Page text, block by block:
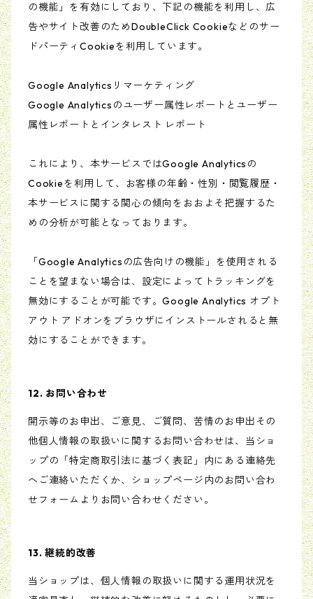
の機能」を有効にしており、下記の機能を利用し、広
告やサイト改善のためDoubleClick Cookieなどのサー
ドパーティCookieを利用しています。
Google Analyticsリマーケティング
Google Analyticsのユーザー属性レポートとユーザー
属性レポートとインタレスト レポート
これにより、本サービスではGoogle Analyticsの
Cookieを利用して、お客様の年齢・性別・閲覧履歴・
本サービスに関する関心の傾向をおおよそ把握するた
めの分析が可能となっております。
「Google Analyticsの広告向けの機能」を使用される
ことを望まない場合は、設定によってトラッキングを
無効にすることが可能です。Google Analytics オプト
アウト アドオンをブラウザにインストールされると無
効にすることができます。
12. お問い合わせ
開示等のお申出、ご意見、ご質問、苦情のお申出その
他個人情報の取扱いに関するお問い合わせは、当ショ
ップの「特定商取引法に基づく表記」内にある連絡先
へご連絡いただくか、ショップページ内のお問い合わ
せフォームよりお問い合わせください。
13. 継続的改善
当ショップは、個人情報の取扱いに関する運用状況を